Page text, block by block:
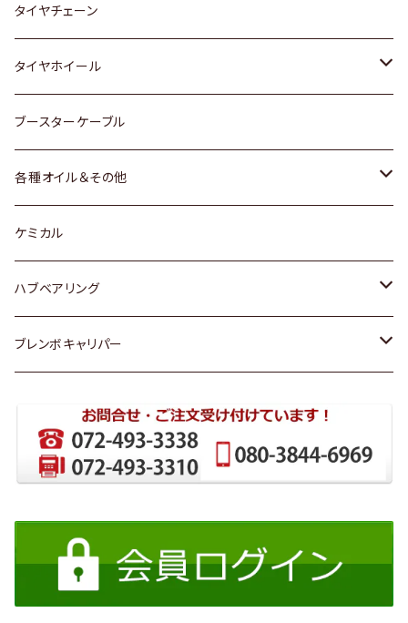
三菱
スバル
レクサス
マツダ
三菱
スバル
いすゞ
ダイハツ
マツダ
三菱
スバル
日産
ダイハツ
スバル
スズキ
日産
ダイハツ
マツダ
スズキ
日産
ダイハツ
マツダ
スバル
トヨタ
マツダ
タイヤチェーン
タイヤホイール
トヨタ
ホンダ
スズキ
日産
ダイハツ
ブースターケーブル
各種オイル＆その他
ディーデル洗浄添加剤
ケミカル
ハブベアリング
トヨタ
スズキ
ダイハツ
ブレンボキャリパー
日産
スバル